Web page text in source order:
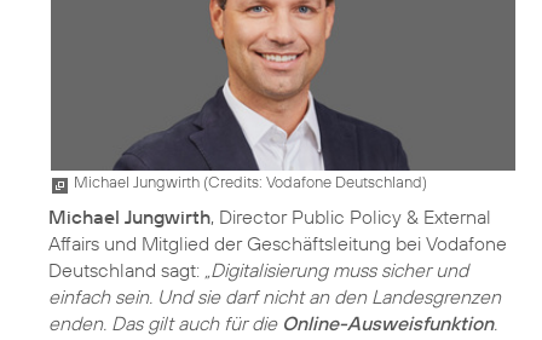
Michael Jungwirth (Credits: Vodafone Deutschland)
Michael Jungwirth, Director Public Policy & External
Affairs und Mitglied der Geschäftsleitung bei Vodafone
Deutschland sagt: „Digitalisierung muss sicher und
einfach sein. Und sie darf nicht an den Landesgrenzen
enden. Das gilt auch für die Online-Ausweisfunktion.